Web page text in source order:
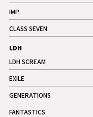
記事
IMP.
記事
CLASS SEVEN
記事
LDH
LDH SCREAM
記事
EXILE
記事
GENERATIONS
記事
FANTASTICS